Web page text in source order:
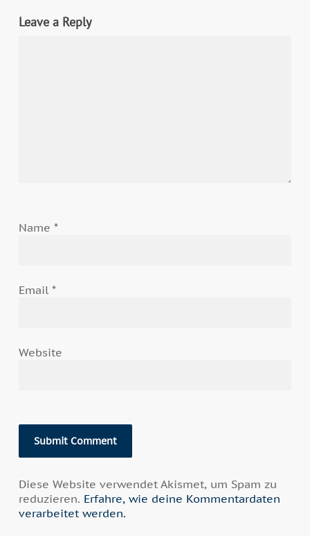
Leave a Reply
Name *
Email *
Website
Diese Website verwendet Akismet, um Spam zu
reduzieren. Erfahre, wie deine Kommentardaten
verarbeitet werden.